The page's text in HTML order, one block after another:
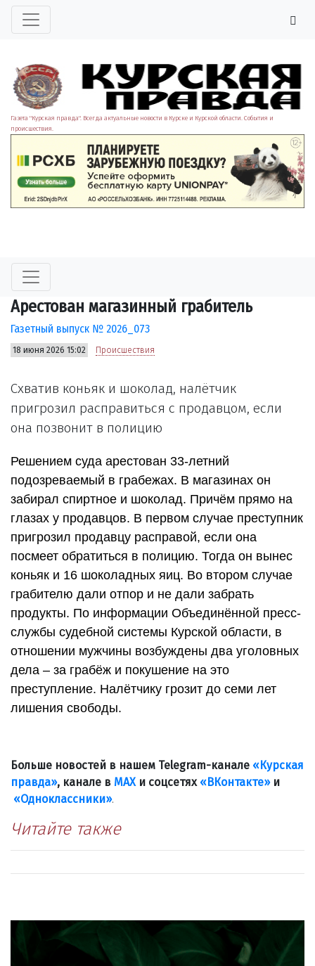
Газета "Курская правда". Всегда актуальные новости в Курске и Курской области. События и
происшествия.
Арестован магазинный грабитель
Газетный выпуск № 2026_073
18 июня 2026 15:02 Происшествия
Схватив коньяк и шоколад, налётчик
пригрозил расправиться с продавцом, если
она позвонит в полицию
Решением суда арестован 33-летний
подозреваемый в грабежах. В магазинах он
забирал спиртное и шоколад. Причём прямо на
глазах у продавцов. В первом случае преступник
пригрозил продавцу расправой, если она
посмеет обратиться в полицию. Тогда он вынес
коньяк и 16 шоколадных яиц. Во втором случае
грабителю дали отпор и не дали забрать
продукты. По информации Объединённой пресс-
службы судебной системы Курской области, в
отношении мужчины возбуждены два уголовных
дела – за грабёж и покушение на это
преступление. Налётчику грозит до семи лет
лишения свободы.
Больше новостей в нашем Telegram-канале «Курская
правда», канале в МАХи соцсетях «ВКонтакте»и
«Одноклассники».
Читайте также